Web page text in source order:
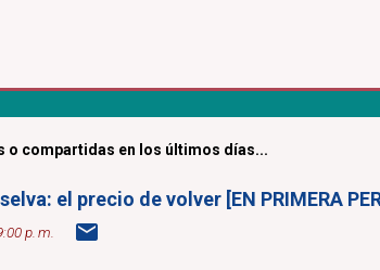
o compartidas en los últimos días...
el precio de volver [EN PRIMERA
p. m.